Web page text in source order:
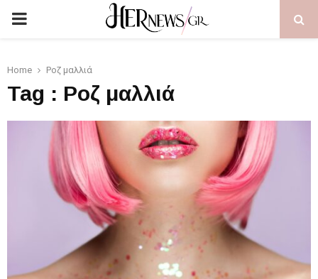
PRIMARY
Home Ροζ μαλλιά
Tag : Ροζ μαλλιά